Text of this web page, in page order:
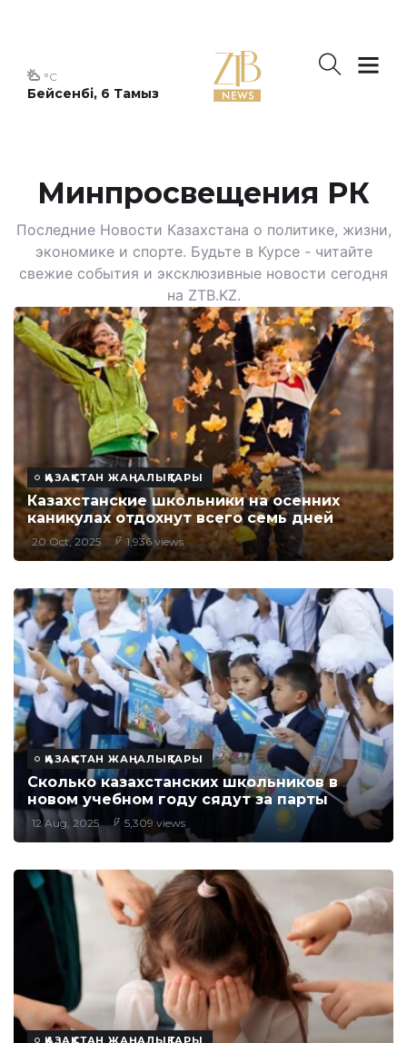
Бейсенбі, 6 Тамыз
°C
Минпросвещения РК
Последние Новости Казахстана о политике, жизни,
экономике и спорте. Будьте в Курсе - читайте
свежие события и эксклюзивные новости сегодня
на ZTB.KZ.
ҚАЗАҚСТАН ЖАҢАЛЫҚТАРЫ
Казахстанские школьники на осенних
каникулах отдохнут всего семь дней
20 Oct, 2025 1,936 views
ҚАЗАҚСТАН ЖАҢАЛЫҚТАРЫ
Сколько казахстанских школьников в
новом учебном году сядут за парты
12 Aug, 2025 5,309 views
ҚАЗАҚСТАН ЖАҢАЛЫҚТАРЫ